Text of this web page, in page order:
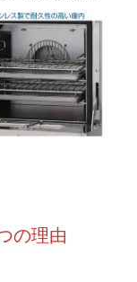
の理由